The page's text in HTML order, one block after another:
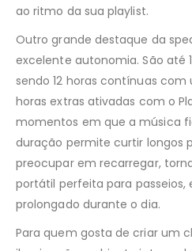
ao ritmo da sua playlist.
Outro grande destaque da
excelente autonomia. São até
sendo 12 horas contínuas
horas extras ativadas com o
momentos em que a música
duração permite curtir longos
preocupar em recarregar,
portátil perfeita para passeios,
prolongado durante o dia.
Para quem gosta de criar um